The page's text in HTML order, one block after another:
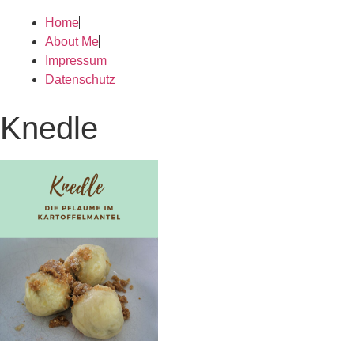
springenHome
About Me
Impressum
Datenschutz
Knedle